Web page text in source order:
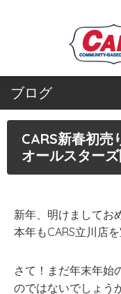
ブログ
CARS新春初
オールスターズ
新年、明けましてお
本年もCARS立川店
さて！まだ年末年始
のではないでしょう